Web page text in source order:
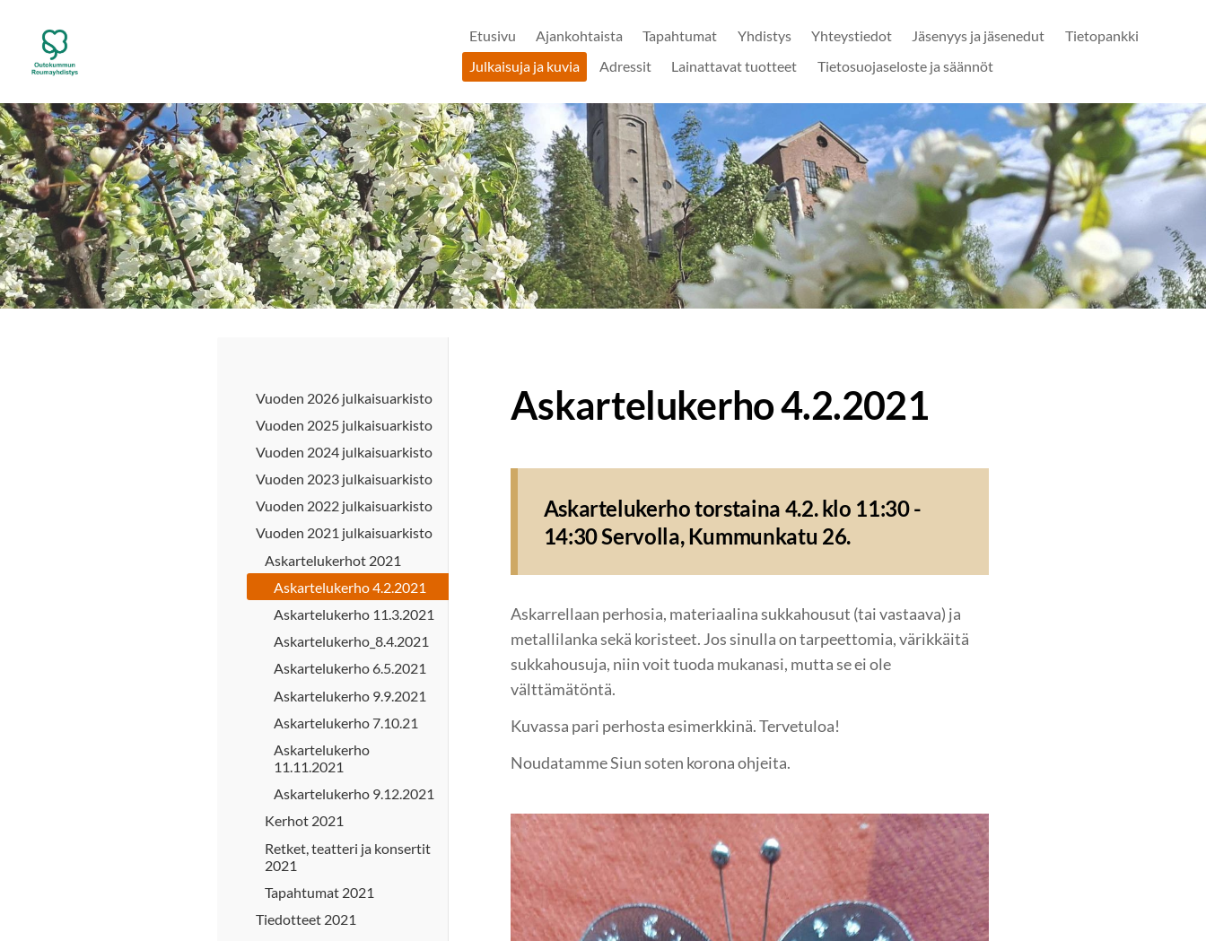
sivun
sisältöön
Outokummun Reumayhdistys ry
Etusivu Ajankohtaista Tapahtumat Yhdistys Yhteystiedot Jäsenyys ja jäsenedut
Tietopankki
Julkaisuja ja kuvia
Adressit Lainattavat tuotteet Tietosuojaseloste ja säännöt
Vuoden 2026 julkaisuarkisto
Vuoden 2025 julkaisuarkisto
Vuoden 2024 julkaisuarkisto
Vuoden 2023 julkaisuarkisto
Vuoden 2022 julkaisuarkisto
Vuoden 2021 julkaisuarkisto
Askartelukerhot 2021
Askartelukerho 4.2.2021
Askartelukerho 11.3.2021
Askartelukerho_8.4.2021
Askartelukerho 6.5.2021
Askartelukerho 9.9.2021
Askartelukerho 7.10.21
Askartelukerho
11.11.2021
Askartelukerho 9.12.2021
Kerhot 2021
Retket, teatteri ja konsertit
2021
Tapahtumat 2021
Tiedotteet 2021
Askartelukerho 4.2.2021
Askartelukerho torstaina 4.2. klo 11:30 -
14:30 Servolla, Kummunkatu 26.
Askarrellaan perhosia, materiaalina sukkahousut (tai vastaava) ja
metallilanka sekä koristeet. Jos sinulla on tarpeettomia, värikkäitä
sukkahousuja, niin voit tuoda mukanasi, mutta se ei ole
välttämätöntä.
Kuvassa pari perhosta esimerkkinä. Tervetuloa!
Noudatamme Siun soten korona ohjeita.